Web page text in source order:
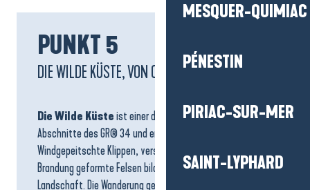
MESQUER-QUIMIAC
PÉNESTIN
PIRIAC-SUR-MER
SAINT-LYPHARD
PUNKT 5
DIE WILDE KÜSTE, VON CROISIC BIS POULIGUEN
Die Wilde Küsteist einer der spektakulärsten
Abschnitte des GR® 34 und erstreckt sich
Windgepeitschte Klippen, versteckte Buchten und von der
Brandung geformte Felsen bilden eine raue und unberührte
Landschaft. Die Wanderung geht dann weiter nach Le